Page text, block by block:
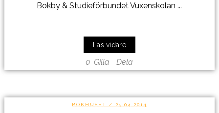
Bokby & Studieförbundet Vuxenskolan ...
Läs vidare
0 Gilla Dela
BOKHUSET / 25.04.2014